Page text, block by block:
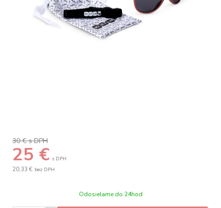
30 €s DPH
25 € s DPH
20,33 € bez DPH
Odosielame do 24hod